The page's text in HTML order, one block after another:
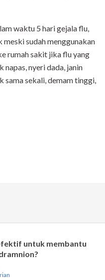
waktu 5 hari gejala flu,
sudah menggunakan
rumah sakit jika flu yang
napas, nyeri dada, janin
sama sekali, demam tinggi,